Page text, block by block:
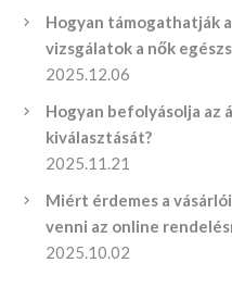
Hogyan támogathatják
vizsgálatok a nők
2025.12.06
Hogyan befolyásolja az
kiválasztását?
2025.11.21
Miért érdemes a
venni az online
2025.10.02